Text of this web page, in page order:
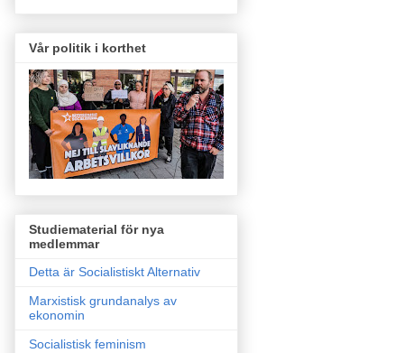
Vår politik i korthet
Studiematerial för nya
medlemmar
Detta är Socialistiskt Alternativ
Marxistisk grundanalys av
ekonomin
Socialistisk feminism